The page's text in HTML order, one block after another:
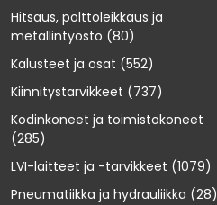
Hitsaus, polttoleikkaus ja
metallintyöstö (80)
Kalusteet ja osat (552)
Kiinnitystarvikkeet (737)
Kodinkoneet ja toimistokoneet
(285)
LVI-laitteet ja -tarvikkeet (1079)
Pneumatiikka ja hydrauliikka (28)